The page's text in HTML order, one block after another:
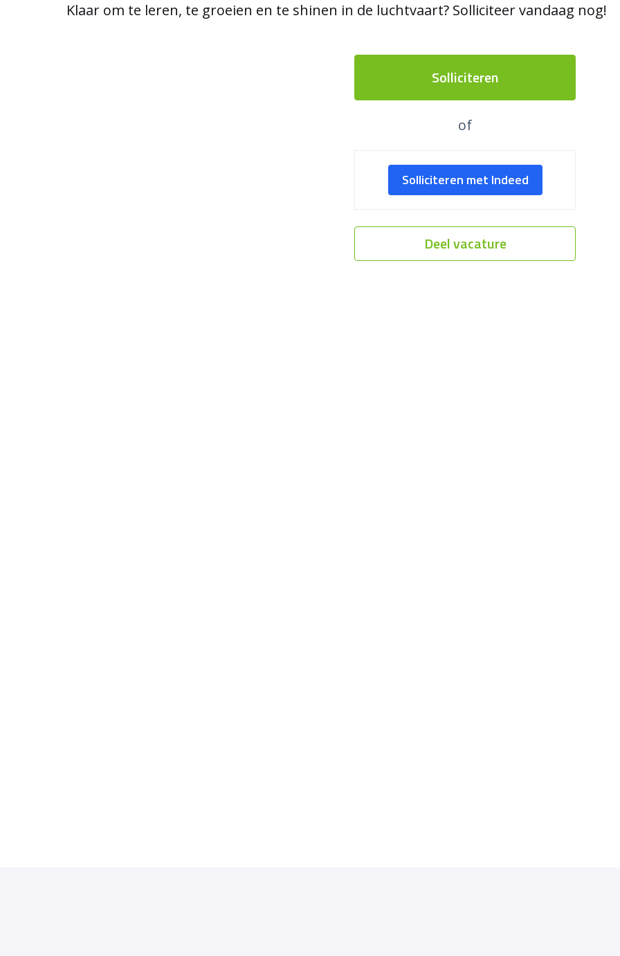
Klaar om te leren, te groeien en te shinen in de luchtvaart? Solliciteer vandaag nog!
Solliciteren
of
Solliciteren met Indeed
Deel vacature